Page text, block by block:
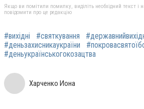
Якщо ви помітили помилку, виділіть необхідний текст і
повідомити про це редакцію
#вихідні #святкування
#деньзахисникаукраїни
#деньукраїнськогокозацтва
Харченко Иона